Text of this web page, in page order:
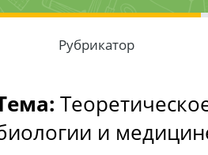
Рубрикатор
и